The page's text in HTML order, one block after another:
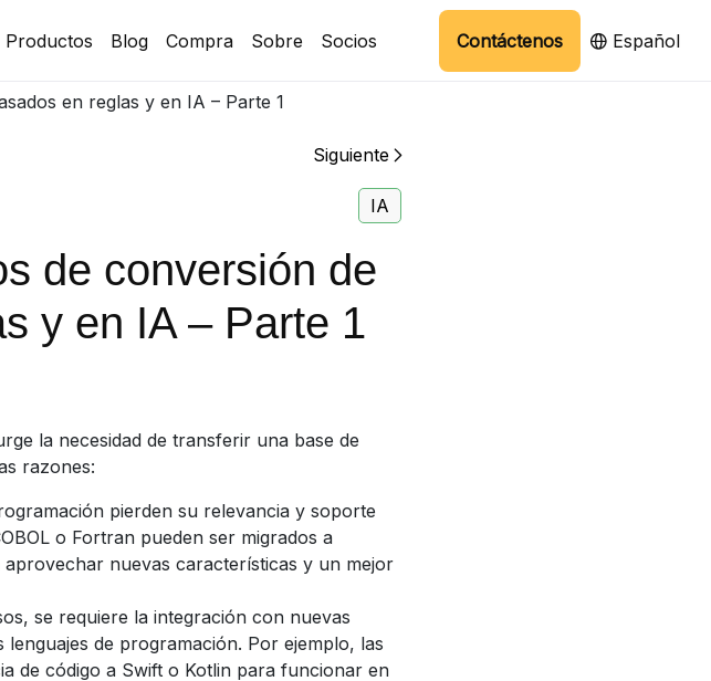
Productos Blog Compra Sobre Socios Contáctenos Español
en reglas y en IA – Parte 1
Siguiente
IA
de conversión de
y en IA – Parte 1
la necesidad de transferir una base de
razones:
pierden su relevancia y soporte
o Fortran pueden ser migrados a
nuevas características y un mejor
se requiere la integración con nuevas
de programación. Por ejemplo, las
de código a Swift o Kotlin para funcionar en